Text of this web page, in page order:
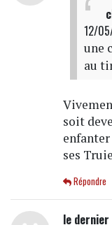
12/
une
au
soit
ses
Répondre
le